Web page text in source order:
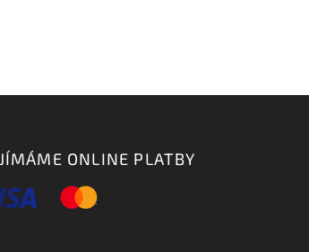
ONLINE PLATBY